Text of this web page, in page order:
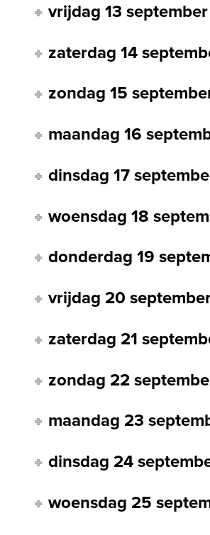
vrijdag 13 september
zaterdag 14
zondag 15
maandag 16
dinsdag 17
woensdag 18
donderdag 19
vrijdag 20
zaterdag 21
zondag 22
maandag 23
dinsdag 24
woensdag 25